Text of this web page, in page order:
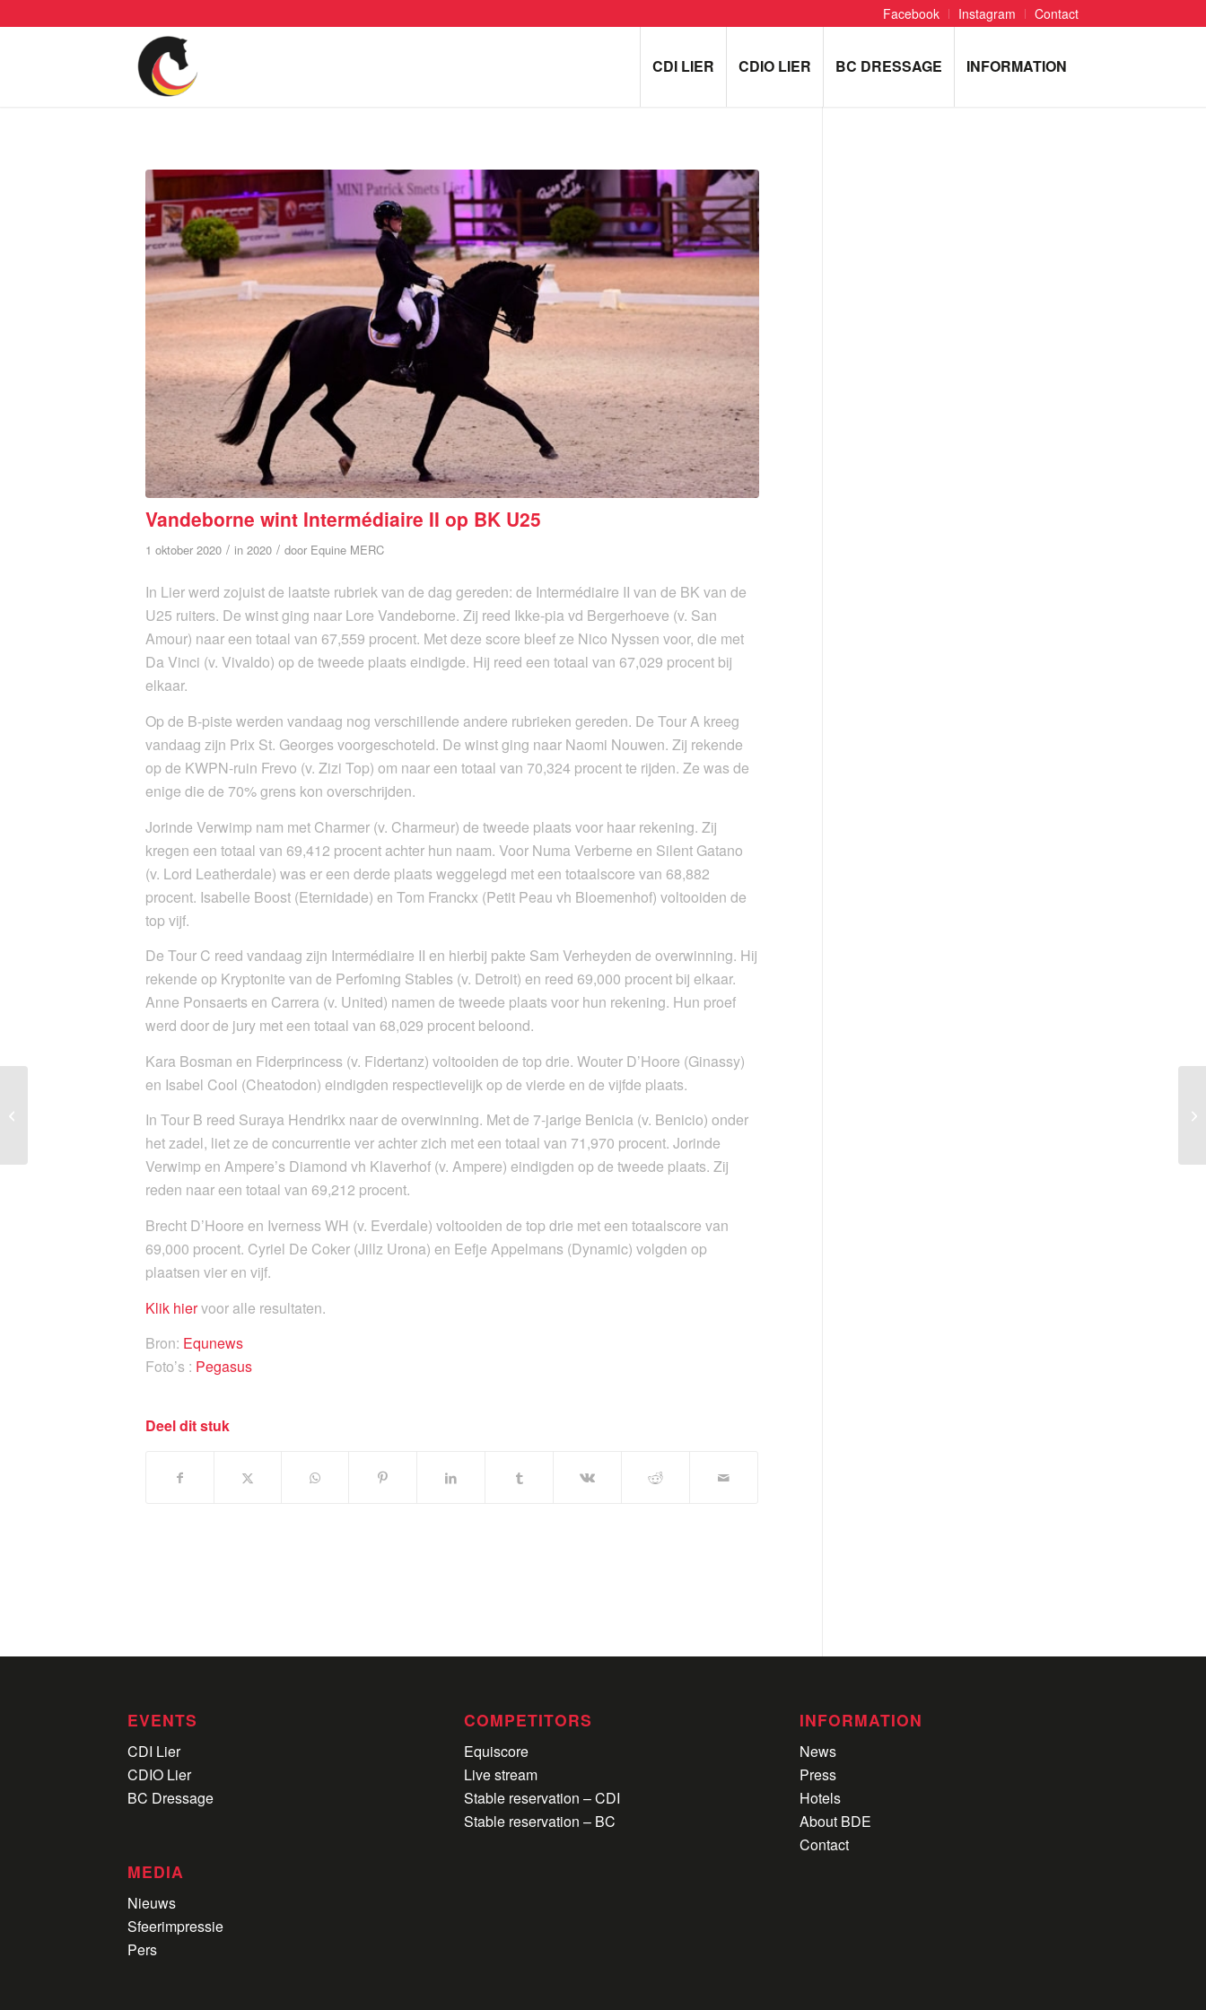
Facebook Instagram Contact
CDI LIER CDIO LIER BC DRESSAGE INFORMATION
Vandeborne wint Intermédiaire II op BK U25
1 oktober 2020 / in 2020 / door Equine MERC
In Lier werd zojuist de laatste rubriek van de dag gereden: de Intermédiaire II van de BK van de
U25 ruiters. De winst ging naar Lore Vandeborne. Zij reed Ikke-pia vd Bergerhoeve (v. San
Amour) naar een totaal van 67,559 procent. Met deze score bleef ze Nico Nyssen voor, die met
Da Vinci (v. Vivaldo) op de tweede plaats eindigde. Hij reed een totaal van 67,029 procent bij
elkaar.
Op de B-piste werden vandaag nog verschillende andere rubrieken gereden. De Tour A kreeg
vandaag zijn Prix St. Georges voorgeschoteld. De winst ging naar Naomi Nouwen. Zij rekende
op de KWPN-ruin Frevo (v. Zizi Top) om naar een totaal van 70,324 procent te rijden. Ze was de
enige die de 70% grens kon overschrijden.
Jorinde Verwimp nam met Charmer (v. Charmeur) de tweede plaats voor haar rekening. Zij
kregen een totaal van 69,412 procent achter hun naam. Voor Numa Verberne en Silent Gatano
(v. Lord Leatherdale) was er een derde plaats weggelegd met een totaalscore van 68,882
procent. Isabelle Boost (Eternidade) en Tom Franckx (Petit Peau vh Bloemenhof) voltooiden de
top vijf.
De Tour C reed vandaag zijn Intermédiaire II en hierbij pakte Sam Verheyden de overwinning. Hij
rekende op Kryptonite van de Perfoming Stables (v. Detroit) en reed 69,000 procent bij elkaar.
Anne Ponsaerts en Carrera (v. United) namen de tweede plaats voor hun rekening. Hun proef
werd door de jury met een totaal van 68,029 procent beloond.
Kara Bosman en Fiderprincess (v. Fidertanz) voltooiden de top drie. Wouter D’Hoore (Ginassy)
en Isabel Cool (Cheatodon) eindigden respectievelijk op de vierde en de vijfde plaats.
In Tour B reed Suraya Hendrikx naar de overwinning. Met de 7-jarige Benicia (v. Benicio) onder
het zadel, liet ze de concurrentie ver achter zich met een totaal van 71,970 procent. Jorinde
Verwimp en Ampere’s Diamond vh Klaverhof (v. Ampere) eindigden op de tweede plaats. Zij
reden naar een totaal van 69,212 procent.
Brecht D’Hoore en Iverness WH (v. Everdale) voltooiden de top drie met een totaalscore van
69,000 procent. Cyriel De Coker (Jillz Urona) en Eefje Appelmans (Dynamic) volgden op
plaatsen vier en vijf.
Klik hiervoor alle resultaten.
Bron: Equnews
Foto’s : Pegasus
Deel dit stuk
EVENTS
CDI Lier
CDIO Lier
BC Dressage
MEDIA
Nieuws
Sfeerimpressie
Pers
COMPETITORS
Equiscore
Live stream
Stable reservation – CDI
Stable reservation – BC
INFORMATION
News
Press
Hotels
About BDE
Contact
Laurence Roos naar de